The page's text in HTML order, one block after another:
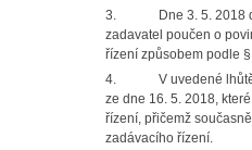
3. Dne 3. 5. 2018
zadavatel poučen o
řízení způsobem podle
4. V uvedené lhůtě
ze dne 16. 5. 2018,
řízení, přičemž
zadávacího řízení.